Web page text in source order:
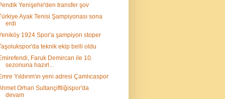
Yenişehir'den transfer şov
Ayak Tenisi Şampiyonası sona
erdi
1924 Spor'a şampiyon stoper
teknik ekip belli oldu
Faruk Demircan ile 10.
sezonuna hazırl...
Yıldırım'ın yeni adresi Çamlıcaspor
Orhan Sultançiftliğispor'da
devam